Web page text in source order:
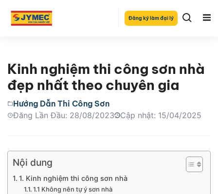
Đăng ký làm đại lý
Kinh nghiệm thi công sơn nhà
đẹp nhất theo chuyên gia
Hướng Dẫn Thi Công Sơn
Đăng Lần Đầu: 28/08/2023
Cập nhật: 15/04/2025
Nội dung
1. Kinh nghiệm thi công sơn nhà
1.1 Không nên tự ý sơn nhà